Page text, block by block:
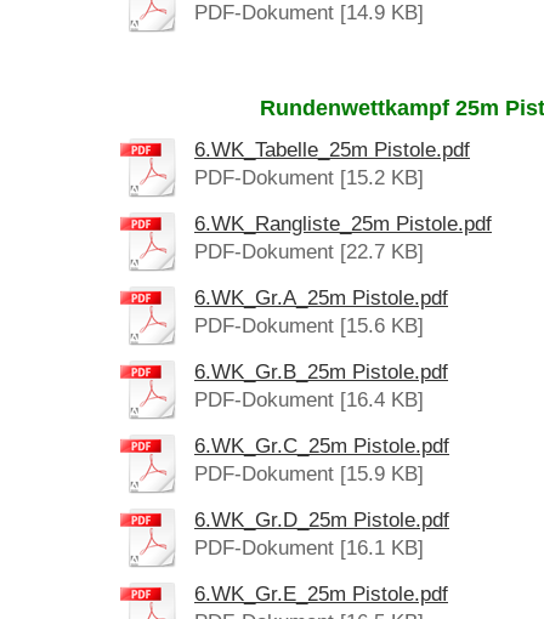
PDF-Dokument [14.9 KB]
Rundenwettkampf 25m
6.WK_Tabelle_25m Pistole.pdf
PDF-Dokument [15.2 KB]
6.WK_Rangliste_25m Pistole.pdf
PDF-Dokument [22.7 KB]
6.WK_Gr.A_25m Pistole.pdf
PDF-Dokument [15.6 KB]
6.WK_Gr.B_25m Pistole.pdf
PDF-Dokument [16.4 KB]
6.WK_Gr.C_25m Pistole.pdf
PDF-Dokument [15.9 KB]
6.WK_Gr.D_25m Pistole.pdf
PDF-Dokument [16.1 KB]
6.WK_Gr.E_25m Pistole.pdf